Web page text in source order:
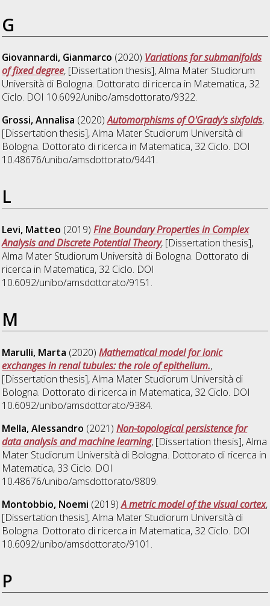
G
Giovannardi, Gianmarco (2020) Variations for submanifolds
of fixed degree, [Dissertation thesis], Alma Mater Studiorum
Università di Bologna. Dottorato di ricerca in Matematica, 32
Ciclo. DOI 10.6092/unibo/amsdottorato/9322.
Grossi, Annalisa (2020)Automorphisms of O'Grady's sixfolds,
[Dissertation thesis], Alma Mater Studiorum Università di
Bologna. Dottorato di ricerca in Matematica, 32 Ciclo. DOI
10.48676/unibo/amsdottorato/9441.
L
Levi, Matteo (2019)Fine Boundary Properties in Complex
Analysis and Discrete Potential Theory, [Dissertation thesis],
Alma Mater Studiorum Università di Bologna. Dottorato di
ricerca in Matematica, 32 Ciclo. DOI
10.6092/unibo/amsdottorato/9151.
M
Marulli, Marta (2020)Mathematical model for ionic
exchanges in renal tubules: the role of epithelium.,
[Dissertation thesis], Alma Mater Studiorum Università di
Bologna. Dottorato di ricerca in Matematica, 32 Ciclo. DOI
10.6092/unibo/amsdottorato/9384.
Mella, Alessandro (2021)Non-topological persistence for
data analysis and machine learning, [Dissertation thesis], Alma
Mater Studiorum Università di Bologna. Dottorato di ricerca in
Matematica, 33 Ciclo. DOI
10.48676/unibo/amsdottorato/9809.
Montobbio, Noemi (2019)A metric model of the visual cortex,
[Dissertation thesis], Alma Mater Studiorum Università di
Bologna. Dottorato di ricerca in Matematica, 32 Ciclo. DOI
10.6092/unibo/amsdottorato/9101.
P